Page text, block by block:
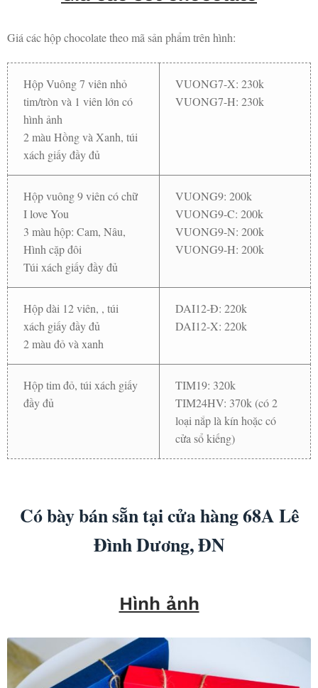
Giá các hộp chocolate theo mã sản phẩm trên hình:
Hộp Vuông 7 viên nhỏ
tim/tròn và 1 viên lớn có
hình ảnh
2 màu Hồng và Xanh, túi
xách giấy đầy đủ
VUONG7-X: 230k
VUONG7-H: 230k
Hộp vuông 9 viên có chữ
I love You
3 màu hộp: Cam, Nâu,
Hình cặp đôi
Túi xách giấy đầy đủ
VUONG9: 200k
VUONG9-C: 200k
VUONG9-N: 200k
VUONG9-H: 200k
Hộp dài 12 viên, , túi
xách giấy đầy đủ
2 màu đỏ và xanh
DAI12-Đ: 220k
DAI12-X: 220k
Hộp tim đỏ, túi xách giấy
đầy đủ
TIM19: 320k
TIM24HV: 370k (có 2
loại nắp là kín hoặc có
cửa sổ kiếng)
Có bày bán sẵn tại cửa hàng 68A Lê
Đình Dương, ĐN
Hình ảnh